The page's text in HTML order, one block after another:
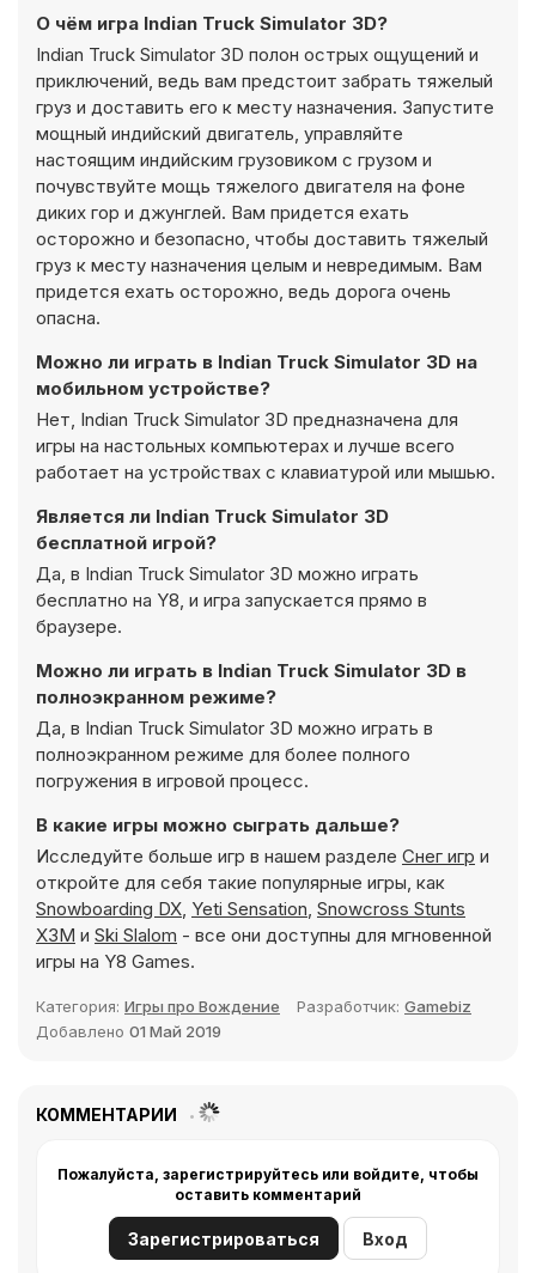
О чём игра Indian Truck Simulator 3D?
Indian Truck Simulator 3D полон острых ощущений и
приключений, ведь вам предстоит забрать тяжелый
груз и доставить его к месту назначения. Запустите
мощный индийский двигатель, управляйте
настоящим индийским грузовиком с грузом и
почувствуйте мощь тяжелого двигателя на фоне
диких гор и джунглей. Вам придется ехать
осторожно и безопасно, чтобы доставить тяжелый
груз к месту назначения целым и невредимым. Вам
придется ехать осторожно, ведь дорога очень
опасна.
Можно ли играть в Indian Truck Simulator 3D на
мобильном устройстве?
Нет, Indian Truck Simulator 3D предназначена для
игры на настольных компьютерах и лучше всего
работает на устройствах с клавиатурой или мышью.
Является ли Indian Truck Simulator 3D
бесплатной игрой?
Да, в Indian Truck Simulator 3D можно играть
бесплатно на Y8, и игра запускается прямо в
браузере.
Можно ли играть в Indian Truck Simulator 3D в
полноэкранном режиме?
Да, в Indian Truck Simulator 3D можно играть в
полноэкранном режиме для более полного
погружения в игровой процесс.
В какие игры можно сыграть дальше?
Исследуйте больше игр в нашем разделе Снег игр и
откройте для себя такие популярные игры, как
Snowboarding DX, Yeti Sensation, Snowcross Stunts
X3M и Ski Slalom - все они доступны для мгновенной
игры на Y8 Games.
Категория: Игры про Вождение Разработчик: Gamebiz
Добавлено 01 Май 2019
КОММЕНТАРИИ
Пожалуйста, зарегистрируйтесь или войдите, чтобы
оставить комментарий
Зарегистрироваться Вход